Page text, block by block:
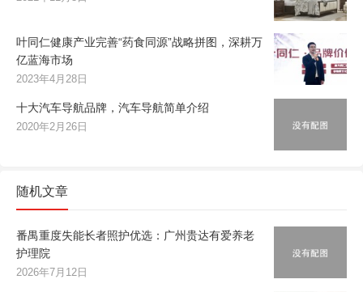
叶同仁健康产业完善“药食同源”战略拼图，深耕万
亿蓝海市场
2023年4月28日
十大汽车导航品牌，汽车导航简单介绍
2020年2月26日
随机文章
番禺重度失能长者照护优选：广州贵达有爱养老
护理院
2026年7月12日